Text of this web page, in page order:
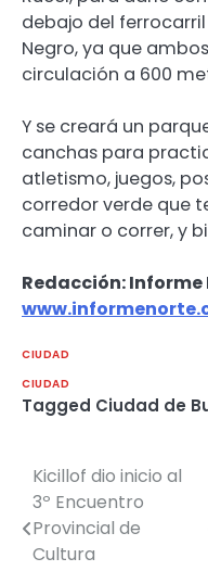
debajo del ferrocarril
Negro, ya que
circulación a 600
Y se creará un
canchas para
atletismo, juegos,
corredor verde que
caminar o correr, y
Redacción: Informe
CIUDAD
CIUDAD
Tagged Ciudad de
Navegación
de
entradas
Kicillof dio inicio al
3º Encuentro
Provincial de
Cultura